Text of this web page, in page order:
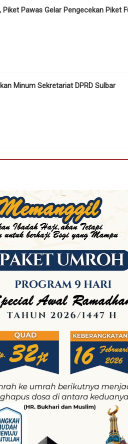
Pawas Gelar Pengecekan Piket
Minum Sekretariat DPRD Sulbar